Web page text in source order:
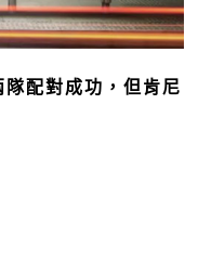
配對成功，但肯尼